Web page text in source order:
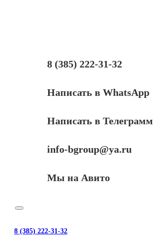
8 (385) 222-31-32
Написать в WhatsApp
Написать в Телеграмм
info-bgroup@ya.ru
Мы на Авито
8 (385) 222-31-32